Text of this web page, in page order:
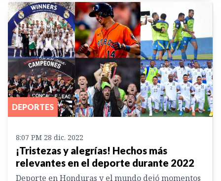
DEPORTES
8:07 PM 28 dic. 2022
¡Tristezas y alegrías! Hechos más
relevantes en el deporte durante 2022
Deporte en Honduras y el mundo dejó momentos